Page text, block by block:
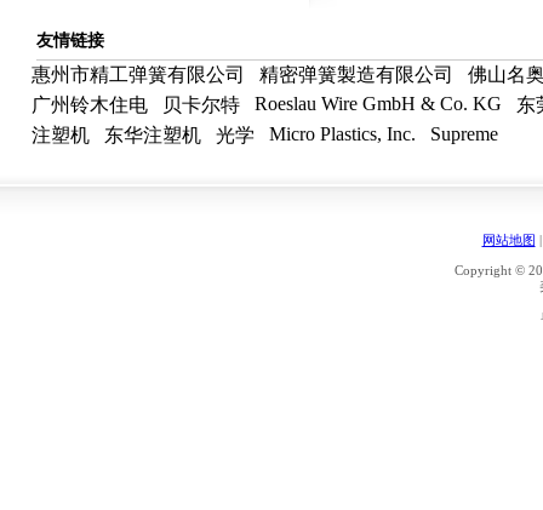
友情链接
惠州市精工弹簧有限公司 精密弹簧製造有限公司
佛山名
广州铃木住电
贝卡尔特 Roeslau Wire GmbH & Co. KG
东
注塑机
东华注塑机 光学 Micro Plastics, Inc. Supreme
网站地图
Copyright ©